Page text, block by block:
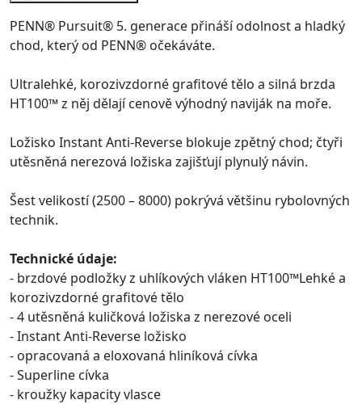
PENN® Pursuit® 5. generace přináší odolnost a hladký
chod, který od PENN® očekáváte.
Ultralehké, korozivzdorné grafitové tělo a silná brzda
HT100™ z něj dělají cenově výhodný naviják na moře.
Ložisko Instant Anti-Reverse blokuje zpětný chod; čtyři
utěsněná nerezová ložiska zajišťují plynulý návin.
Šest velikostí (2500 – 8000) pokrývá většinu rybolovných
technik.
Technické údaje:
- brzdové podložky z uhlíkových vláken HT100™Lehké a
korozivzdorné grafitové tělo
- 4 utěsněná kuličková ložiska z nerezové oceli
- Instant Anti-Reverse ložisko
- opracovaná a eloxovaná hliníková cívka
- Superline cívka
- kroužky kapacity vlasce